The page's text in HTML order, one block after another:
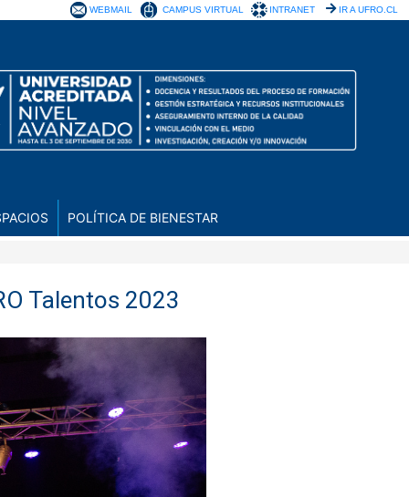
WEBMAIL CAMPUS VIRTUAL INTRANET IR A UFRO.CL
POLÍTICA DE BIENESTAR
Talentos 2023